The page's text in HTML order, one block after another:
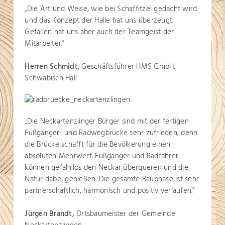
„Die Art und Weise, wie bei Schaffitzel gedacht wird
und das Konzept der Halle hat uns überzeugt.
Gefallen hat uns aber auch der Teamgeist der
Mitarbeiter."
Herren Schmidt, Geschäftsführer HMS GmbH,
Schwäbisch Hall
„Die Neckartenzlinger Bürger sind mit der fertigen
Fußgänger- und Radwegbrücke sehr zufrieden, denn
die Brücke schafft für die Bevölkerung einen
absoluten Mehrwert. Fußgänger und Radfahrer
können gefahrlos den Neckar überqueren und die
Natur dabei genießen. Die gesamte Bauphase ist sehr
partnerschaftlich, harmonisch und positiv verlaufen."
Jürgen Brandt,Ortsbaumeister der Gemeinde